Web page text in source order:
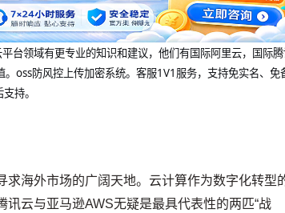
台领域有更专业的知识和建议，他们有国际阿里云，国际
oss防风控上传加密系统。客服1V1服务，支持免实名、免
持。
海外市场的广阔天地。云计算作为数字化转型
云与亚马逊AWS无疑是最具代表性的两匹“战